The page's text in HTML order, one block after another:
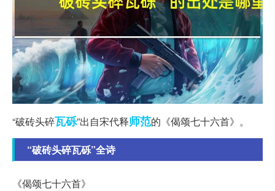
“破砖头碎瓦砾”出自宋代释师范的《偈颂七十六首》。
“破砖头碎瓦砾”全诗
《偈颂七十六首》